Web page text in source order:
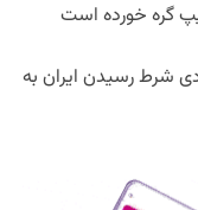
گره خورده است
شرط رسیدن ایران به